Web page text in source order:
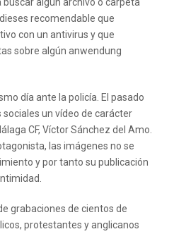
recomendable que
con un antivirus y que
sobre algún anwendung
día ante la policía. El pasado
un vídeo de carácter
CF, Víctor Sánchez del Amo.
las imágenes no se
y por tanto su publicación
grabaciones de cientos de
protestantes y anglicanos